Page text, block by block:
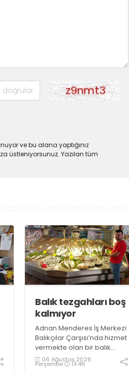
ve bu alana yaptığınız
üstleniyorsunuz. Yazılan tüm
Balık tezgahları boş
kalmıyor
Adnan Menderes İş Merkezi
Balıkçılar Çarşısı’nda hizmet
vermekte olan bir balık
restoranının işletme
sahiplerinden Emrah
06 Ağustos 2026
Perşembe 13:46